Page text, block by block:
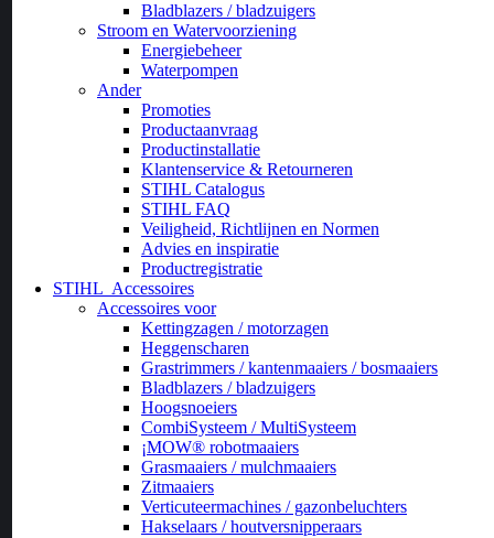
Bladblazers / bladzuigers
Stroom en Watervoorziening
Energiebeheer
Waterpompen
Ander
Promoties
Productaanvraag
Productinstallatie
Klantenservice & Retourneren
STIHL Catalogus
STIHL FAQ
Veiligheid, Richtlijnen en Normen
Advies en inspiratie
Productregistratie
STIHL Accessoires
Accessoires voor
Kettingzagen / motorzagen
Heggenscharen
Grastrimmers / kantenmaaiers / bosmaaiers
Bladblazers / bladzuigers
Hoogsnoeiers
CombiSysteem / MultiSysteem
¡MOW® robotmaaiers
Grasmaaiers / mulchmaaiers
Zitmaaiers
Verticuteermachines / gazonbeluchters
Hakselaars / houtversnipperaars